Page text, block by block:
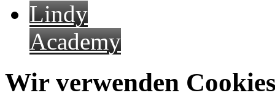
Lindy
Academy
Wir verwenden